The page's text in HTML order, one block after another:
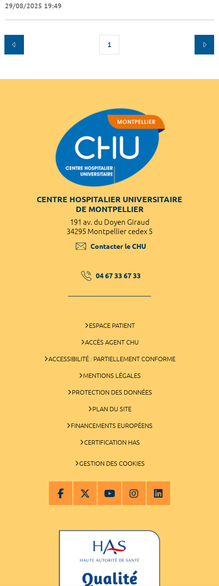
29/08/2025 19:49
1
CENTRE HOSPITALIER UNIVERSITAIRE
DE MONTPELLIER
191 av. du Doyen Giraud
34295 Montpellier cedex 5
Contacter le CHU
04 67 33 67 33
ESPACE PATIENT
ACCÈS AGENT CHU
ACCESSIBILITÉ : PARTIELLEMENT CONFORME
MENTIONS LÉGALES
PROTECTION DES DONNÉES
PLAN DU SITE
FINANCEMENTS EUROPÉENS
CERTIFICATION HAS
GESTION DES COOKIES